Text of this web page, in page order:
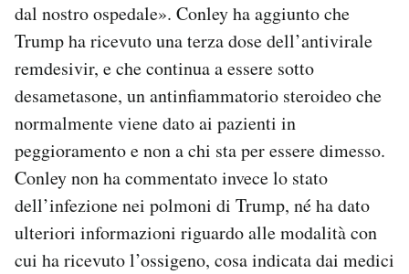
dal nostro ospedale». Conley ha aggiunto che
Trump ha ricevuto una terza dose dell’antivirale
remdesivir, e che continua a essere sotto
desametasone, un antinfiammatorio steroideo che
normalmente viene dato ai pazienti in
peggioramento e non a chi sta per essere dimesso.
Conley non ha commentato invece lo stato
dell’infezione nei polmoni di Trump, né ha dato
ulteriori informazioni riguardo alle modalità con
cui ha ricevuto l’ossigeno, cosa indicata dai medici